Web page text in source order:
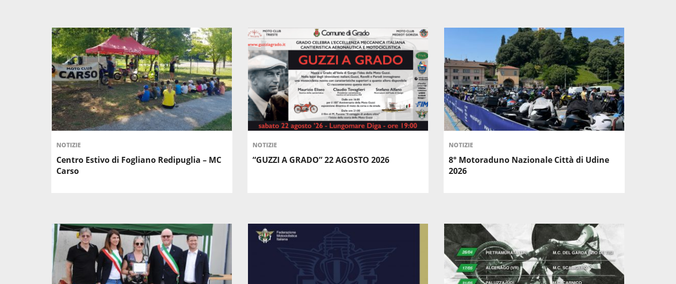
NOTIZIE
Centro Estivo di Fogliano Redipuglia – MC
Carso
NOTIZIE
“GUZZI A GRADO” 22 AGOSTO 2026
NOTIZIE
8° Motoraduno Nazionale Città di Udine
2026